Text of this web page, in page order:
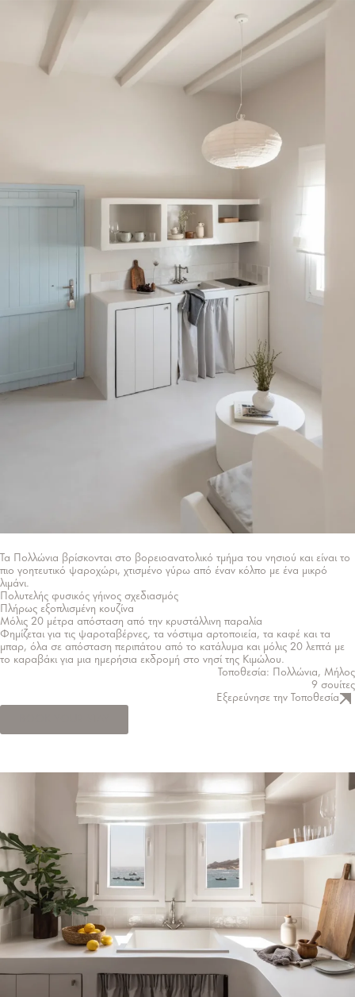
Τα Πολλώνια βρίσκονται στο βορειοανατολικό τμήμα του νησιού και είναι το
πιο γοητευτικό ψαροχώρι, χτισμένο γύρω από έναν κόλπο με ένα μικρό
λιμάνι.
Πολυτελής φυσικός γήινος σχεδιασμός
Πλήρως εξοπλισμένη κουζίνα
Μόλις 20 μέτρα απόσταση από την κρυστάλλινη παραλία
Φημίζεται για τις ψαροταβέρνες, τα νόστιμα αρτοποιεία, τα καφέ και τα
μπαρ, όλα σε απόσταση περιπάτου από το κατάλυμα και μόλις 20 λεπτά με
το καραβάκι για μια ημερήσια εκδρομή στο νησί της Κιμώλου.
Τοποθεσία: Πολλώνια, Μήλος
9 σουίτες
Εξερεύνησε την Τοποθεσία